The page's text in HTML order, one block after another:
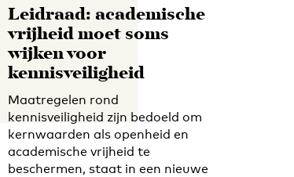
Leidraad: academische
vrijheid moet soms
wijken voor
kennisveiligheid
Maatregelen rond
kennisveiligheid zijn bedoeld om
kernwaarden als openheid en
academische vrijheid te
beschermen, staat in een nieuwe